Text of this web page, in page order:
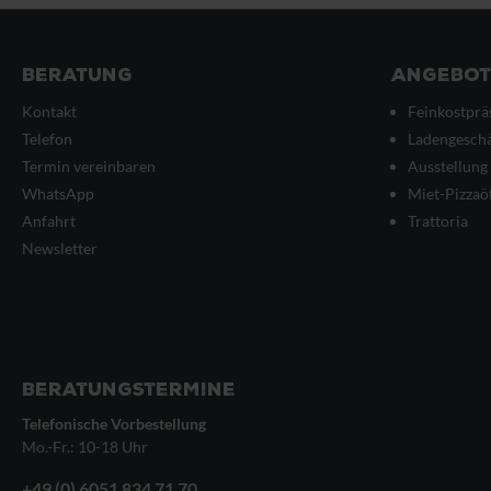
ein
Frank
mit
Kurs
darfst
Beratung
Kontakt
Telefon
Termin vereinbaren
WhatsApp
Anfahrt
Newsletter
Angebot
Ausstellung
Miet-
Trattoria
Beratungstermine
Telefonische Vorbestellung
Mo.-Fr.: 10-18 Uhr